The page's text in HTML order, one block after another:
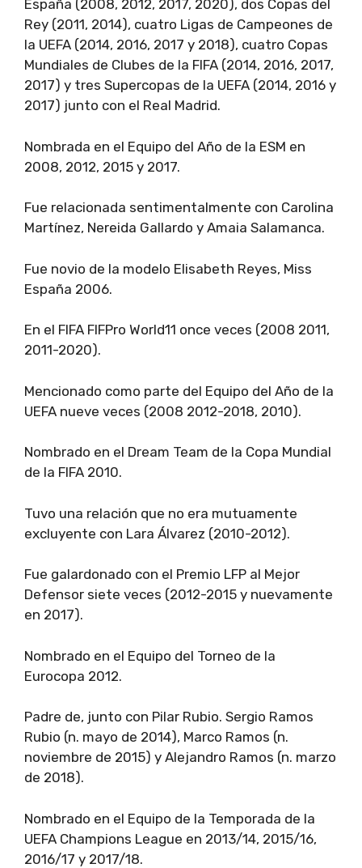
España (2008, 2012, 2017, 2020), dos Copas del
Rey (2011, 2014), cuatro Ligas de Campeones de
la UEFA (2014, 2016, 2017 y 2018), cuatro Copas
Mundiales de Clubes de la FIFA (2014, 2016, 2017,
2017) y tres Supercopas de la UEFA (2014, 2016 y
2017) junto con el Real Madrid.
Nombrada en el Equipo del Año de la ESM en
2008, 2012, 2015 y 2017.
Fue relacionada sentimentalmente con Carolina
Martínez, Nereida Gallardo y Amaia Salamanca.
Fue novio de la modelo Elisabeth Reyes, Miss
España 2006.
En el FIFA FIFPro World11 once veces (2008 2011,
2011-2020).
Mencionado como parte del Equipo del Año de la
UEFA nueve veces (2008 2012-2018, 2010).
Nombrado en el Dream Team de la Copa Mundial
de la FIFA 2010.
Tuvo una relación que no era mutuamente
excluyente con Lara Álvarez (2010-2012).
Fue galardonado con el Premio LFP al Mejor
Defensor siete veces (2012-2015 y nuevamente
en 2017).
Nombrado en el Equipo del Torneo de la
Eurocopa 2012.
Padre de, junto con Pilar Rubio. Sergio Ramos
Rubio (n. mayo de 2014), Marco Ramos (n.
noviembre de 2015) y Alejandro Ramos (n. marzo
de 2018).
Nombrado en el Equipo de la Temporada de la
UEFA Champions League en 2013/14, 2015/16,
2016/17 y 2017/18.